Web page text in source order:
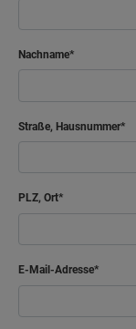
Nachname
Straße, Hausnummer
PLZ, Ort
E-Mail-Adresse